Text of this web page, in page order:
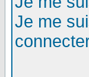
Je me